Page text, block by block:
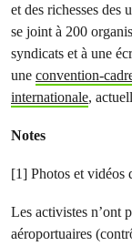
et des richesses des
se joint à 200
syndicats et à une
une convention-
internationale,
Notes
[1] Photos et vidéos
Les activistes n’ont
aéroportuaires